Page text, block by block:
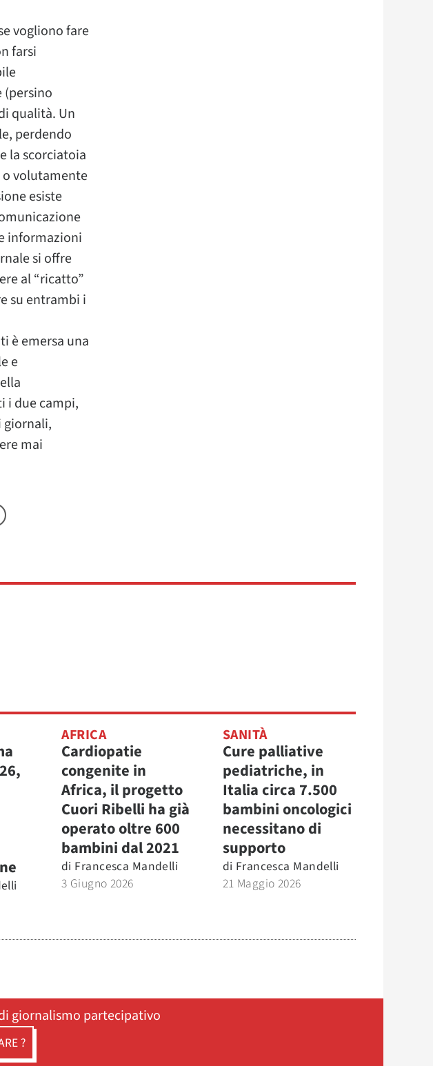
vogliono fare
farsi
(persino
qualità. Un
perdendo
la scorciatoia
volutamente
esiste
informazioni
si offre
al “ricatto”
su entrambi i
è emersa una
e
i due campi,
giornali,
mai
AFRICA
Cardiopatie
congenite in
Africa, il progetto
Cuori Ribelli ha già
operato oltre 600
bambini dal 2021
di Francesca Mandelli
3 Giugno 2026
SANITÀ
Cure palliative
pediatriche, in
Italia circa 7.500
bambini oncologici
necessitano di
supporto
di Francesca Mandelli
21 Maggio 2026
giornalismo partecipativo
?